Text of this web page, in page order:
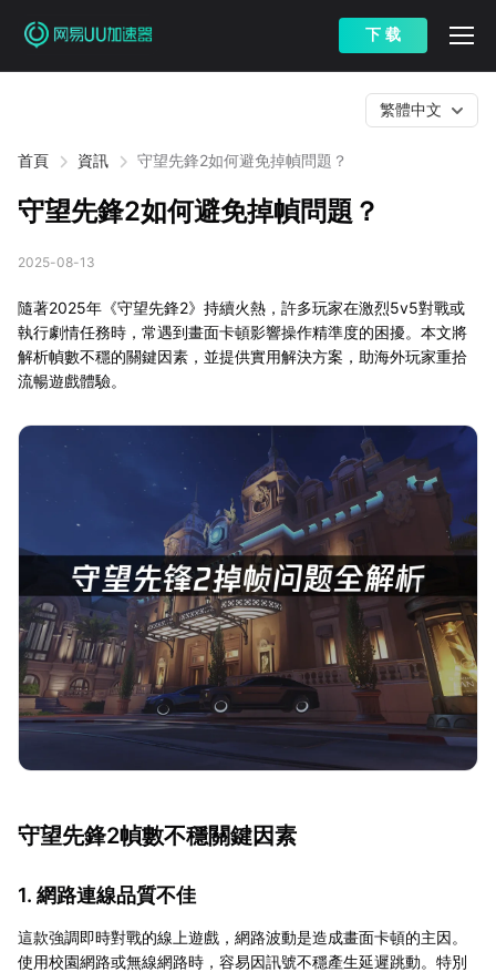
下 载
首頁 資訊 守望先鋒2如何避免掉幀問題？
繁體中文
守望先鋒2如何避免掉幀問題？
2025-08-13
隨著2025年《守望先鋒2》持續火熱，許多玩家在激烈5v5對戰或
執行劇情任務時，常遇到畫面卡頓影響操作精準度的困擾。本文將
解析幀數不穩的關鍵因素，並提供實用解決方案，助海外玩家重拾
流暢遊戲體驗。
守望先鋒2幀數不穩關鍵因素
1. 網路連線品質不佳
這款強調即時對戰的線上遊戲，網路波動是造成畫面卡頓的主因。
使用校園網路或無線網路時，容易因訊號不穩產生延遲跳動。特別